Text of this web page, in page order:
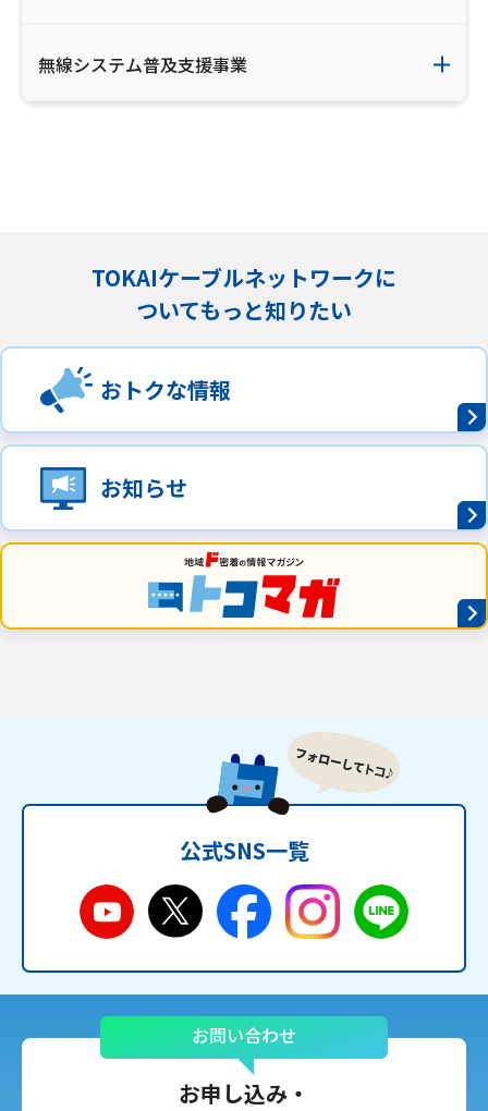
無線システム普及支援事業
TOKAIケーブルネットワークに
ついてもっと知りたい
おトクな情報
お知らせ
公式SNS一覧
お問い合わせ
お申し込み・